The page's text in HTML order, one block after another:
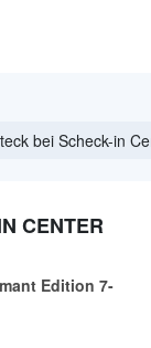
bei Scheck-in
CENTER
Edition 7-